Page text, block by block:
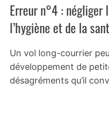
Erreur n°4 : négliger
l’hygiène et de la
Un vol long-courrier
développement de
désagréments qu’il